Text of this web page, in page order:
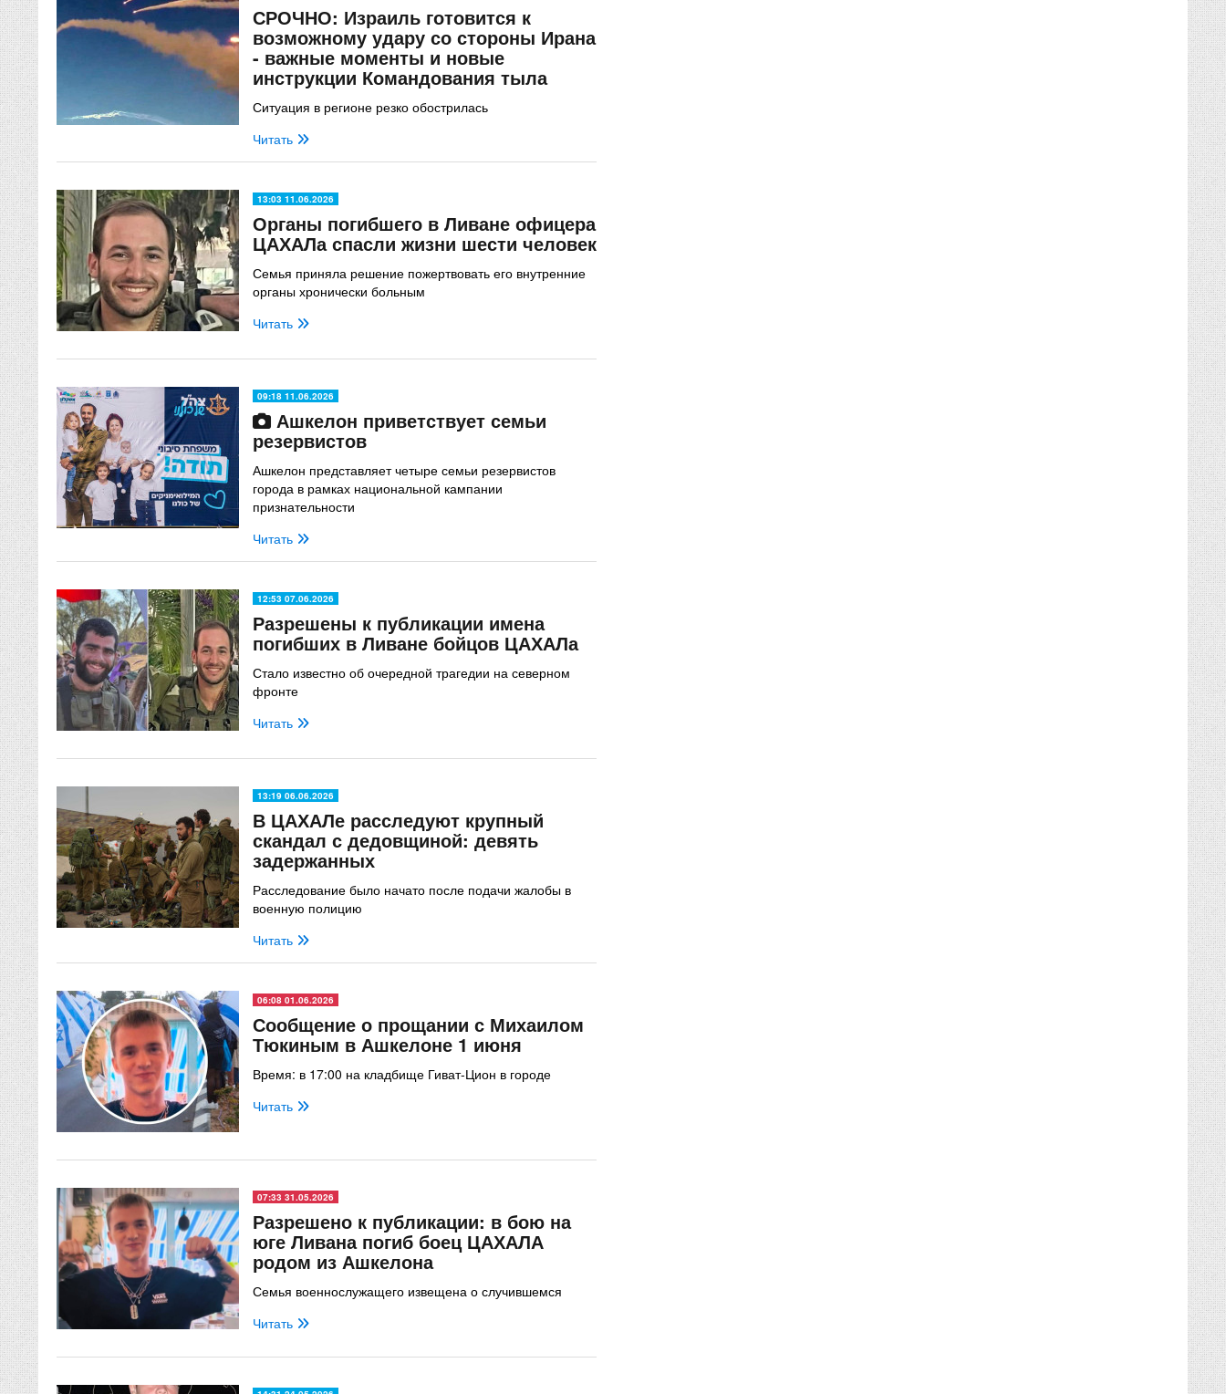
СРОЧНО: Израиль готовится к
возможному удару со стороны Ирана
- важные моменты и новые
инструкции Командования тыла
Ситуация в регионе резко обострилась
Читать
13:03 11.06.2026
Органы погибшего в Ливане офицера
ЦАХАЛа спасли жизни шести человек
Семья приняла решение пожертвовать его внутренние
органы хронически больным
Читать
09:18 11.06.2026
Ашкелон приветствует семьи
резервистов
Ашкелон представляет четыре семьи резервистов
города в рамках национальной кампании
признательности
Читать
12:53 07.06.2026
Разрешены к публикации имена
погибших в Ливане бойцов ЦАХАЛа
Стало известно об очередной трагедии на северном
фронте
Читать
13:19 06.06.2026
В ЦАХАЛе расследуют крупный
скандал с дедовщиной: девять
задержанных
Расследование было начато после подачи жалобы в
военную полицию
Читать
06:08 01.06.2026
Сообщение о прощании с Михаилом
Тюкиным в Ашкелоне 1 июня
Время: в 17:00 на кладбище Гиват-Цион в городе
Читать
07:33 31.05.2026
Разрешено к публикации: в бою на
юге Ливана погиб боец ЦАХАЛА
родом из Ашкелона
Семья военнослужащего извещена о случившемся
Читать